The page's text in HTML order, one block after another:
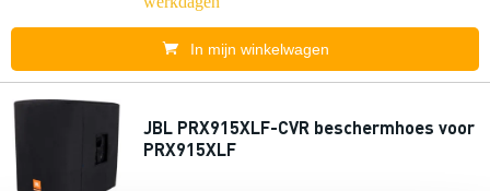
In mijn winkelwagen
JBL PRX915XLF-CVR beschermhoes voor
PRX915XLF